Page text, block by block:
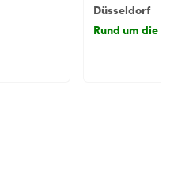
Düsseldorf
Rund um die